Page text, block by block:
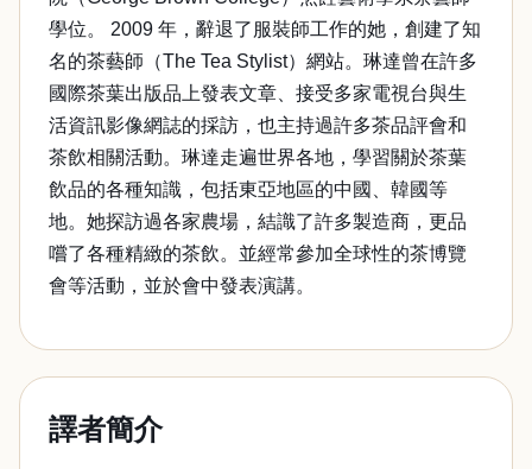
學位。 2009 年，辭退了服裝師工作的她，創建了知
名的茶藝師（The Tea Stylist）網站。琳達曾在許多
國際茶葉出版品上發表文章、接受多家電視台與生
活資訊影像網誌的採訪，也主持過許多茶品評會和
茶飲相關活動。琳達走遍世界各地，學習關於茶葉
飲品的各種知識，包括東亞地區的中國、韓國等
地。她探訪過各家農場，結識了許多製造商，更品
嚐了各種精緻的茶飲。並經常參加全球性的茶博覽
會等活動，並於會中發表演講。
譯者簡介